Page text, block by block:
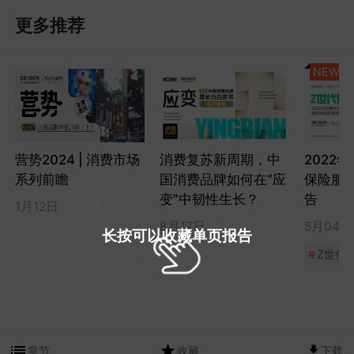
长按可以收藏单页报告
章节 收藏 下载
更多推荐
营势2024 | 消费市场
系列前瞻
1月12日
消费复苏新周期，中
国消费品牌如何在“应
变”中韧性生长？
8月17日
2022年
保险服
告
5月04日
# Z世代
NEW